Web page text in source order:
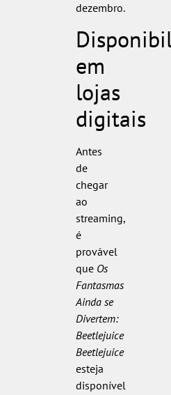
dezembro.
em
lojas
digitais
Antes
de
chegar
ao
streaming,
é
provável
que Os
Fantasmas
Ainda se
Divertem:
Beetlejuice
Beetlejuice
esteja
disponível